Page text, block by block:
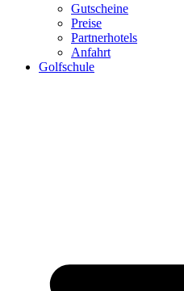
Gutscheine
Preise
Partnerhotels
Anfahrt
Golfschule